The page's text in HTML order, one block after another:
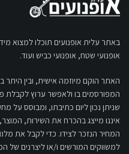
באתר עלית אופנועים תוכלו למצוא
אופנועי שטח, אופנועי כביש ועוד.
האתר הוקם מיוזמה אישית, ובין
המפורסמים בו ולאפשר ערוץ לקבלת
שניתן נכון ליום כתיבתו, ומבוסס על
איננו מייצג בהכרח את השירות,
המחיר הנזכר לצידו. כדי לקבל את
למשווקים המורשים ו/או ליצרנים של